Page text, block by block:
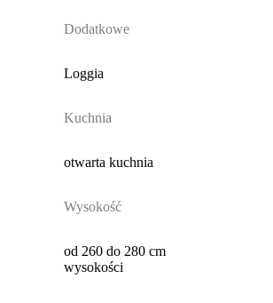
Dodatkowe
Loggia
Kuchnia
otwarta kuchnia
Wysokość
od 260 do 280 cm
wysokości